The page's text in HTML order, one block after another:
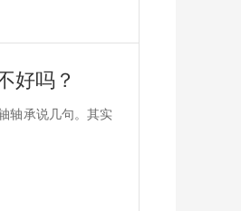
好吗？
轴承说几句。其实